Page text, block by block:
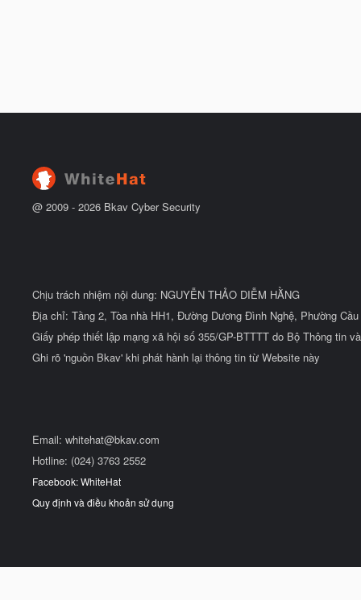
@ 2009 - 2026 Bkav Cyber Security
Chịu trách nhiệm nội dung: NGUYỄN THẢO DIỄM HẰNG
Địa chỉ: Tầng 2, Tòa nhà HH1, Đường Dương Đình Nghệ, Phường
Giấy phép thiết lập mạng xã hội số 355/GP-BTTTT do Bộ Thông tin
Ghi rõ 'nguồn Bkav' khi phát hành lại thông tin từ Website này
Email: whitehat@bkav.com
Hotline: (024) 3763 2552
Facebook: WhiteHat
Quy định và điều khoản sử dụng